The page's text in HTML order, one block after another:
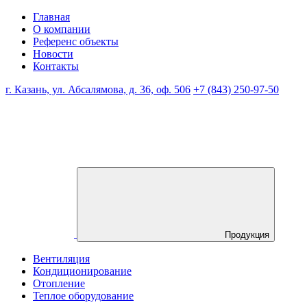
Главная
О компании
Референс объекты
Новости
Контакты
г. Казань, ул. Абсалямова, д. 36, оф. 506 +7 (843) 250-97-50
Продукция
Вентиляция
Кондиционирование
Отопление
Теплое оборудование